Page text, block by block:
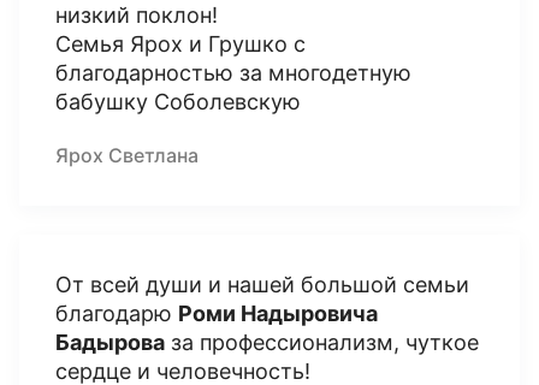
низкий поклон!
Семья Ярох и Грушко с
благодарностью за многодетную
бабушку Соболевскую
Ярох Светлана
От всей души и нашей большой семьи
благодарю Роми Надыровича
Бадырова за профессионализм, чуткое
сердце и человечность!